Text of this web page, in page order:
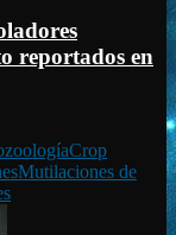
reportados en
Crop
Mutilaciones de